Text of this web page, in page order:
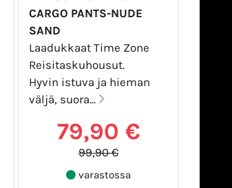
CARGO PANTS-NUDE
SAND
Laadukkaat Time Zone
Reisitaskuhousut.
Hyvin istuva ja hieman
väljä, suora...
79,90 €
99,90 €
varastossa